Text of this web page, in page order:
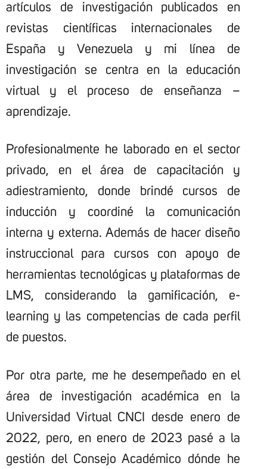
artículos de investigación publicados en
revistas científicas internacionales de
España y Venezuela y mi línea de
investigación se centra en la educación
virtual y el proceso de enseñanza –
aprendizaje.
Profesionalmente he laborado en el sector
privado, en el área de capacitación y
adiestramiento, donde brindé cursos de
inducción y coordiné la comunicación
interna y externa. Además de hacer diseño
instruccional para cursos con apoyo de
herramientas tecnológicas y plataformas de
LMS, considerando la gamificación, e-
learning y las competencias de cada perfil
de puestos.
Por otra parte, me he desempeñado en el
área de investigación académica en la
Universidad Virtual CNCI desde enero de
2022, pero, en enero de 2023 pasé a la
gestión del Consejo Académico dónde he